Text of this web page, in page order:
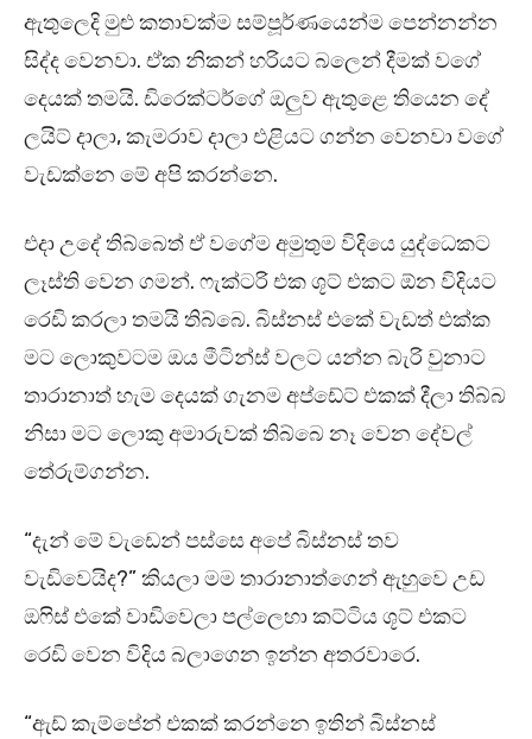
ඇතුලෙදි මුළු කතාවක්ම සම්පූර්ණයෙන්ම පෙන්නන්න
සිද්ද වෙනවා. ඒක නිකන් හරියට බලෙන් දීමක් වගේ
දෙයක් තමයි. ඩිරෙක්ටර්ගේ ඔලුව ඇතුළෙ තියෙන දේ
ලයිට් දාලා, කැමරාව දාලා එළියට ගන්න වෙනවා වගේ
වැඩක්නෙ මේ අපි කරන්නෙ.
එදා උදේ තිබ්බෙත් ඒ වගේම අමුතුම විදියෙ යුද්ධෙකට
ලෑස්ති වෙන ගමන්. ෆැක්ටරි එක ශූට් එකට ඕන විදියට
රෙඩි කරලා තමයි තිබ්බෙ. බිස්නස් එකේ වැඩත් එක්ක
මට ලොකුවටම ඔය මීටින්ස් වලට යන්න බැරි වුනාට
තාරානාත් හැම දෙයක් ගැනම අප්ඩේට් එකක් දීලා තිබ්බ
නිසා මට ලොකු අමාරුවක් තිබ්බෙ නෑ වෙන දේවල්
තේරුම්ගන්න.
“දැන් මේ වැඩෙන් පස්සෙ අපේ බිස්නස් තව
වැඩිවෙයිද?” කියලා මම තාරානාත්ගෙන් ඇහුවෙ උඩ
ඔෆිස් එකේ වාඩිවෙලා පල්ලෙහා කට්ටිය ශූට් එකට
රෙඩි වෙන විදිය බලාගෙන ඉන්න අතරවාරෙ.
“ඇඩ් කැම්පේන් එකක් කරන්නෙ ඉතින් බිස්නස්